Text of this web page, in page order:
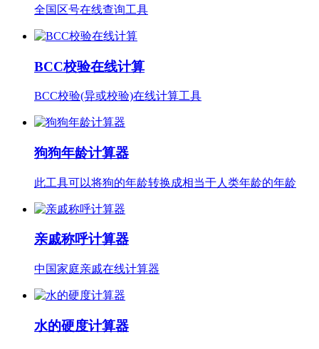
全国区号在线查询工具
BCC校验在线计算
BCC校验(异或校验)在线计算工具
狗狗年龄计算器
此工具可以将狗的年龄转换成相当于人类年龄的年龄
亲戚称呼计算器
中国家庭亲戚在线计算器
水的硬度计算器